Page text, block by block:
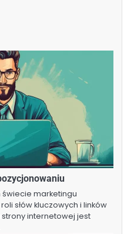
marketingu
słów kluczowych i linków
internetowej jest